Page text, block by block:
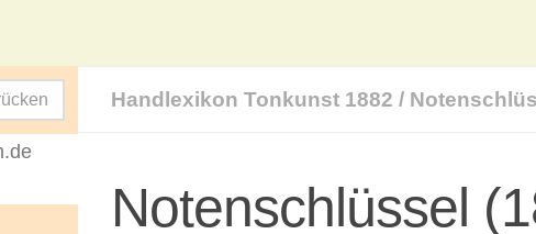
Handlexikon Tonkunst 1882 /
Notenschlüssel